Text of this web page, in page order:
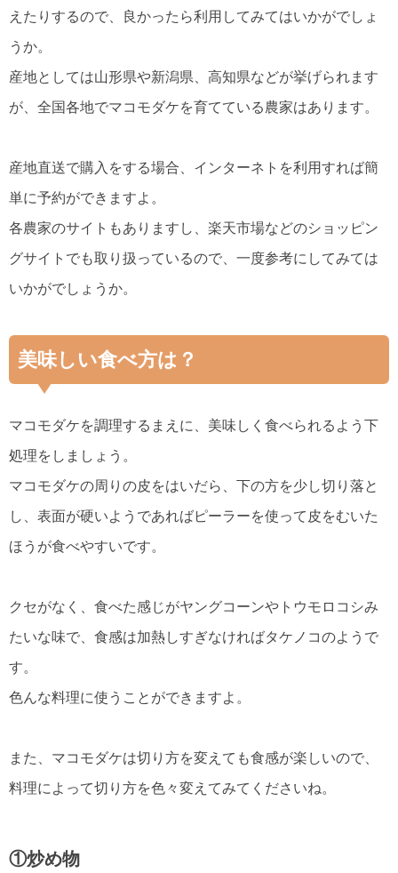
えたりするので、良かったら利用してみてはいかがでしょ
うか。
産地としては山形県や新潟県、高知県などが挙げられます
が、全国各地でマコモダケを育てている農家はあります。
産地直送で購入をする場合、インターネトを利用すれば簡
単に予約ができますよ。
各農家のサイトもありますし、楽天市場などのショッピン
グサイトでも取り扱っているので、一度参考にしてみては
いかがでしょうか。
美味しい食べ方は？
マコモダケを調理するまえに、美味しく食べられるよう下
処理をしましょう。
マコモダケの周りの皮をはいだら、下の方を少し切り落と
し、表面が硬いようであればピーラーを使って皮をむいた
ほうが食べやすいです。
クセがなく、食べた感じがヤングコーンやトウモロコシみ
たいな味で、食感は加熱しすぎなければタケノコのようで
す。
色んな料理に使うことができますよ。
また、マコモダケは切り方を変えても食感が楽しいので、
料理によって切り方を色々変えてみてくださいね。
①炒め物